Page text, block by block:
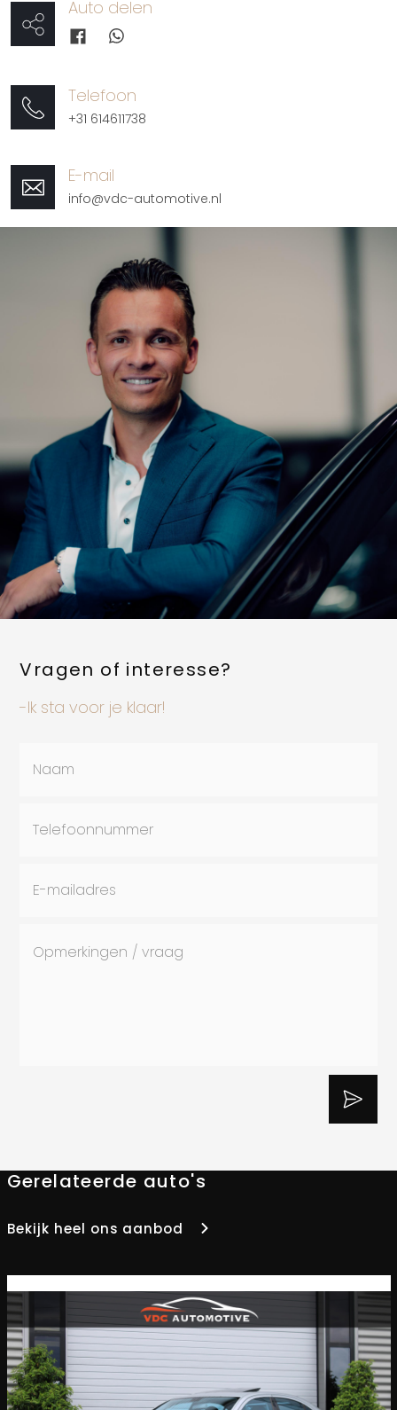
Auto delen
Telefoon
+31 614611738
E-mail
info@vdc-automotive.nl
Vragen of interesse?
-Ik sta voor je klaar!
Gerelateerde auto's
Bekijk heel ons aanbod